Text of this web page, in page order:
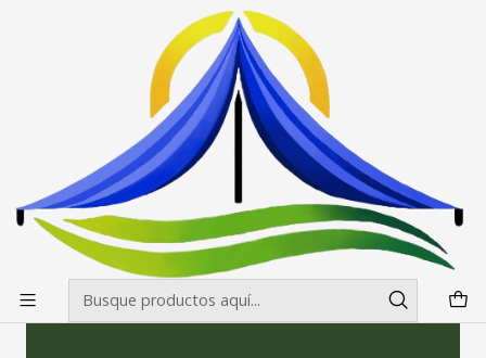
Envíos gratis desde $500.000 en Santiago